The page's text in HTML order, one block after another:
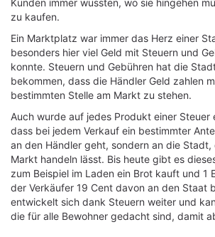
Kunden immer wussten, wo sie hingehen
zu kaufen.
Ein Marktplatz war immer das Herz einer
besonders hier viel Geld mit Steuern und
konnte. Steuern und Gebühren hat die
bekommen, dass die Händler Geld zahlen
bestimmten Stelle am Markt zu stehen.
Auch wurde auf jedes Produkt einer Steuer
dass bei jedem Verkauf ein bestimmter
an den Händler geht, sondern an die Stadt,
Markt handeln lässt. Bis heute gibt es
zum Beispiel im Laden ein Brot kauft und 1
der Verkäufer 19 Cent davon an den Staat
entwickelt sich dank Steuern weiter und
die für alle Bewohner gedacht sind, damit